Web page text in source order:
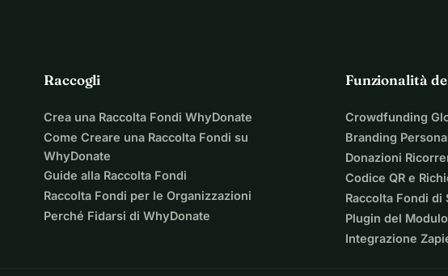
Raccogli
Crea una Raccolta Fondi WhyDonate
Come Creare una Raccolta Fondi su
WhyDonate
Guide alla Raccolta Fondi
Raccolta Fondi per le Organizzazioni
Perché Fidarsi di WhyDonate
Funzionalità
Crowdfunding
Branding
Donazioni
Codice QR e
Raccolta Fondi di
Plugin del
Integrazione